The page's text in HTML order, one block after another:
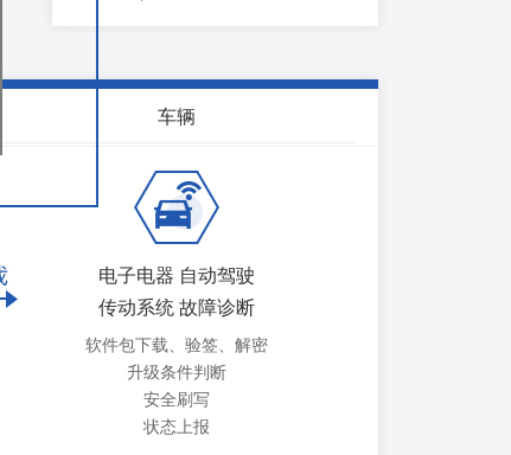
车辆
电子电器 自动驾驶
传动系统 故障诊断
软件包下载、验签、解密
升级条件判断
安全刷写
状态上报